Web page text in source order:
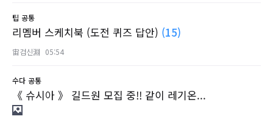
팁 공통
리멤버 스케치북 (도전 퀴즈 답안) (15)
宙검신淵 05:54
수다 공통
《 슈시아 》 길드원 모집 중!! 같이 레기온...